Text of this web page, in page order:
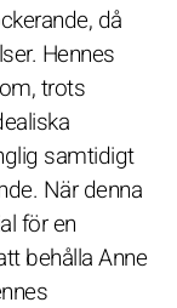
då
Hennes
trots
samtidigt
När denna
för en
behålla Anne